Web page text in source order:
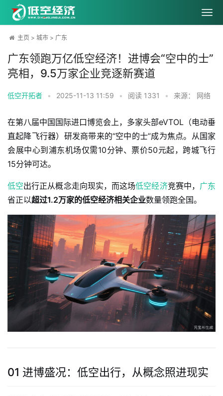
主页 > 城市 > 广东
广东领跑万亿低空经济！进博会“空中的士”
亮相，9.5万家企业竞逐新赛道
低空开拓者 • 2025-11-13 11:59 • 阅读 1331 • 来源： 网络
在第八届中国国际进口博览会上，多家头部eVTOL（电动垂
直起降飞行器）研发商带来的“空中的士”成为焦点。从国家
会展中心到浦东机场仅需10分钟、票价50元起，跨城飞行
15分钟可达。
低空出行正从概念走向现实，而这场低空经济竞赛中， 广东
省正以超过1.2万家的低空经济相关企业数量领跑全国。
01 进博盛况：低空出行，从概念照进现实